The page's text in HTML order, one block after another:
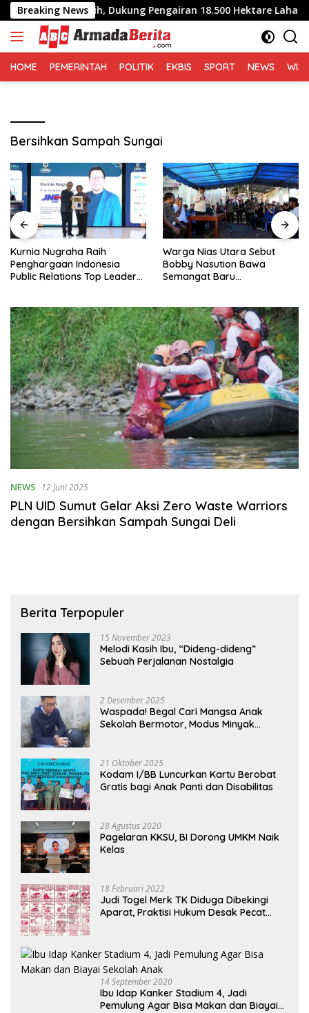
Langsung
ke
konten
Breaking News
Irigasi Bersih, Dukung Pengairan 18.500 Hektare Lahan di Sei
HOME PEMERINTAH POLITIK EKBIS SPORT NEWS
Bersihkan Sampah Sungai
Kurnia Nugraha Raih
Penghargaan Indonesia
Public Relations Top Leader
Warga Nias Utara Sebut
Bobby Nasution Bawa
Semangat Baru
NEWS 12 Juni 2025
PLN UID Sumut Gelar Aksi Zero Waste Warriors
dengan Bersihkan Sampah Sungai Deli
Berita Terpopuler
15 November 2023
Melodi Kasih Ibu, “Dideng-dideng”
Sebuah Perjalanan Nostalgia
2 Desember 2025
Waspada! Begal Cari Mangsa Anak
Sekolah Bermotor, Modus Minyak
21 Oktober 2025
Kodam I/BB Luncurkan Kartu Berobat
Gratis bagi Anak Panti dan Disabilitas
28 Agustus 2020
Pagelaran KKSU, BI Dorong UMKM Naik
Kelas
18 Februari 2022
Judi Togel Merk TK Diduga Dibekingi
Aparat, Praktisi Hukum Desak Pecat
14 September 2020
Ibu Idap Kanker Stadium 4, Jadi
Pemulung Agar Bisa Makan dan Biayai